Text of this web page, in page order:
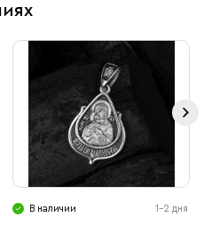
В наличии 1-2 дня